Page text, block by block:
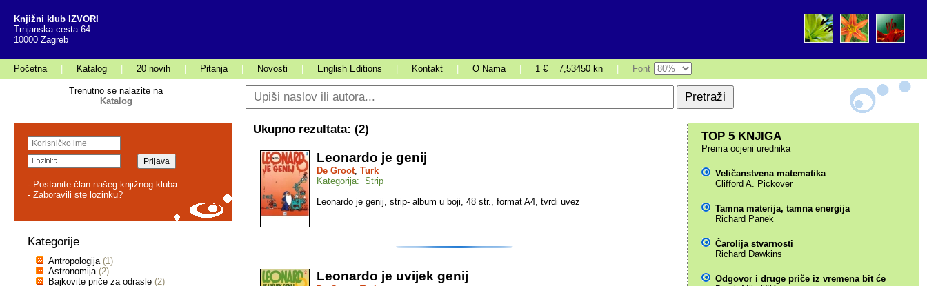
Knjižni klub IZVORI
Trnjanska cesta 64
10000 Zagreb
Početna Katalog 20 novih Pitanja Novosti English Editions Kontakt O Nama 1 € = 7,53450 kn Font
Trenutno se nalazite na
Katalog
- Postanite član našeg knjižnog kluba.
- Zaboravili ste lozinku?
Kategorije
Antropologija (1)
Astronomija (2)
Bajkovite priče za odrasle (2)
Ukupno rezultata: (2)
Leonardo je genij
De Groot, Turk
Kategorija: Strip
Leonardo je genij, strip- album u boji, 48 str., format A4, tvrdi uvez
Leonardo je uvijek genij
TOP 5 KNJIGA
Prema ocjeni urednika
Veličanstvena matematika
Clifford A. Pickover
Tamna materija, tamna energija
Richard Panek
Čarolija stvarnosti
Richard Dawkins
Odgovor i druge priče iz vremena bit će